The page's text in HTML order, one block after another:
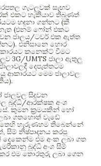
ගැටලුවක් සැඟව
එකට හැකියාව තිබුණත්
හඳුනා ගන්නට (කී
(එනම් ෆෝන් එකට
ජාලය/ටවර් එක ඇත්ත
). එනිසානෙ හොර
කනෙක්ට් වීමට
3G/UMTS ජාලා ඇතුලු
දෙපැත්තටම
ආකාරයට මෙම ජාලාවල
).
සිදුවන
බුද්ධි/ආරක්ෂක අංශ
.කුමන ක්‍රමයකින් හෝ
ගතහොත් වැඩේ
හැරුණහම තිබෙන්නේ
, සිම් නිෂ්පාදනය කරපු
දෙකෙන්ම එම අංක ලබා ගත
බුද්ධි අංශ සිම්
එම තොරතුරු ලබා ගෙන